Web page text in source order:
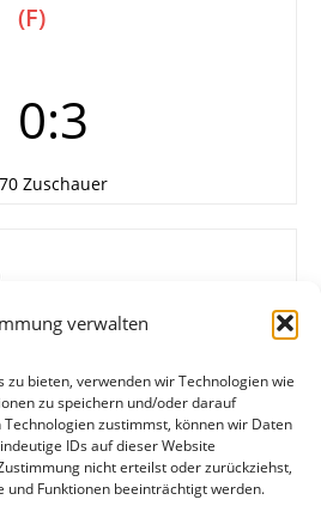
verwalten
zu bieten, verwenden wir Technologien wie
zu speichern und/oder darauf
zustimmst, können wir Daten
IDs auf dieser Website
nicht erteilst oder zurückziehst,
Funktionen beeinträchtigt werden.
(F)
0:3
70 Zuschauer
Rau, A. Zelt, Stock, S. Zelt,
Schildhorn, Lovecchio, Becker.